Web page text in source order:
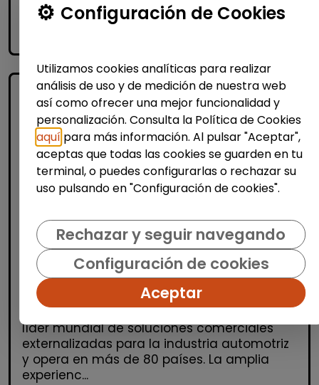
Me interesa
Administración, Finanzas y Gestión
Consultoría y Asesoría
Consultor/a de automoción
(Barcelona)
MSX Internacional| España(Barcelona)
MSX International Group es el proveedor
líder mundial de soluciones comerciales
externalizadas para la industria automotriz
y opera en más de 80 países. La amplia
experienc...
Configuración de Cookies
Utilizamos cookies analíticas para realizar
análisis de uso y de medición de nuestra web
así como ofrecer una mejor funcionalidad y
personalización. Consulta la Política de Cookies
aquí para más información. Al pulsar "Aceptar",
aceptas que todas las cookies se guarden en tu
terminal, o puedes configurarlas o rechazar su
uso pulsando en "Configuración de cookies".
Rechazar y seguir navegando
Configuración de cookies
Aceptar